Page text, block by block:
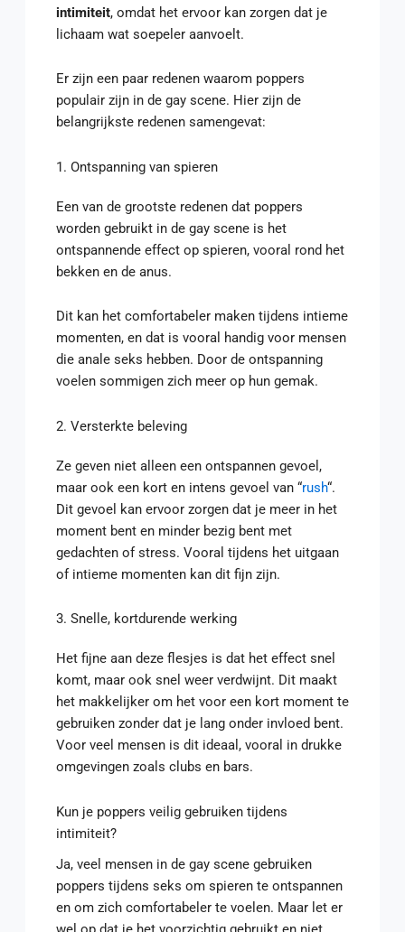
intimiteit, omdat het ervoor kan zorgen dat je
lichaam wat soepeler aanvoelt.
Er zijn een paar redenen waarom poppers
populair zijn in de gay scene. Hier zijn de
belangrijkste redenen samengevat:
1. Ontspanning van spieren
Een van de grootste redenen dat poppers
worden gebruikt in de gay scene is het
ontspannende effect op spieren, vooral rond het
bekken en de anus.
Dit kan het comfortabeler maken tijdens intieme
momenten, en dat is vooral handig voor mensen
die anale seks hebben. Door de ontspanning
voelen sommigen zich meer op hun gemak.
2. Versterkte beleving
Ze geven niet alleen een ontspannen gevoel,
maar ook een kort en intens gevoel van “rush“.
Dit gevoel kan ervoor zorgen dat je meer in het
moment bent en minder bezig bent met
gedachten of stress. Vooral tijdens het uitgaan
of intieme momenten kan dit fijn zijn.
3. Snelle, kortdurende werking
Het fijne aan deze flesjes is dat het effect snel
komt, maar ook snel weer verdwijnt. Dit maakt
het makkelijker om het voor een kort moment te
gebruiken zonder dat je lang onder invloed bent.
Voor veel mensen is dit ideaal, vooral in drukke
omgevingen zoals clubs en bars.
Kun je poppers veilig gebruiken tijdens
intimiteit?
Ja, veel mensen in de gay scene gebruiken
poppers tijdens seks om spieren te ontspannen
en om zich comfortabeler te voelen. Maar let er